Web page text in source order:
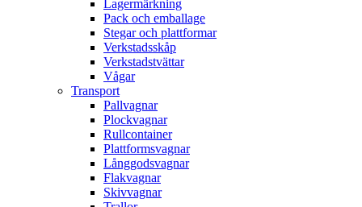
Lagermärkning
Pack och emballage
Stegar och plattformar
Verkstadsskåp
Verkstadstvättar
Vågar
Transport
Pallvagnar
Plockvagnar
Rullcontainer
Plattformsvagnar
Långgodsvagnar
Flakvagnar
Skivvagnar